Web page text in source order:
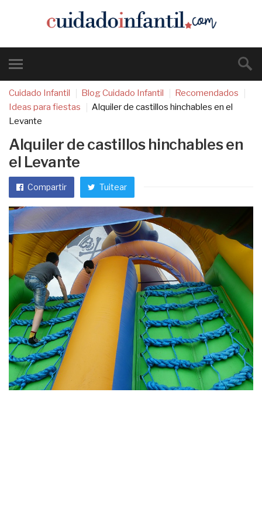
Cuidado Infantil Blog Cuidado Infantil
Recomendados
Ideas para fiestas
Alquiler de castillos hinchables en el
Levante
Alquiler de castillos hinchables en
el Levante
Compartir Tuitear